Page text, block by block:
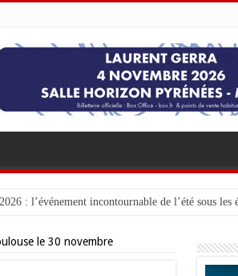
: l’événement incontournable de l’été sous les
le 30 novembre